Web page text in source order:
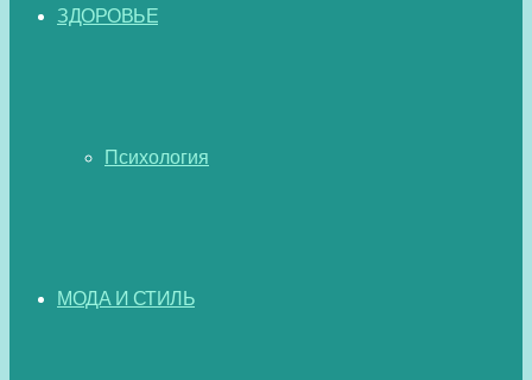
ЗДОРОВЬЕ
Психология
МОДА И СТИЛЬ